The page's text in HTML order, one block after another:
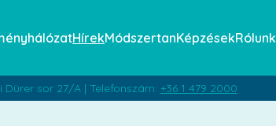
HírekMódszertanKépzésekRólunk
Dürer sor 27/A | Telefonszám: +36 1 479 2000